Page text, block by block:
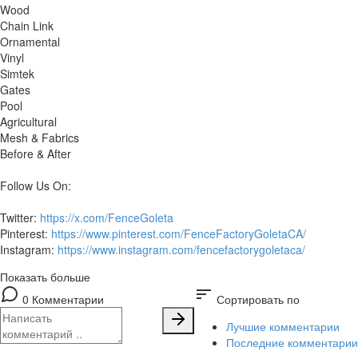
Wood
Chain Link
Ornamental
Vinyl
Simtek
Gates
Pool
Agricultural
Mesh & Fabrics
Before & After
Follow Us On:
Twitter: https://x.com/FenceGoleta
Pinterest: https://www.pinterest.com/FenceFactoryGoletaCA/
Instagram: https://www.instagram.com/fencefactorygoletaca/
Показать больше
0 Комментарии
sort Сортировать по
Лучшие комментарии
Последние комментарии